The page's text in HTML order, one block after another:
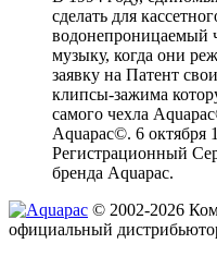
сделать для
водонепроницаемый
музыку, когда они
заявку на Патент
клипсы-зажима
самого чехла
Aquapac©. 6 октября
Регистрационный
бренда Aquapac.
© 2002-2026
официальный